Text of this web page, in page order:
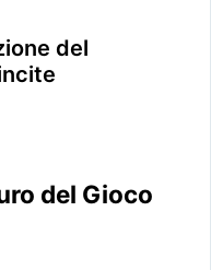
del
del Gioco